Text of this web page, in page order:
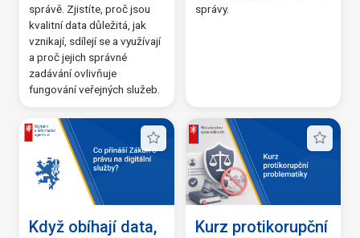
Digitální dovednosti
(8)
CAAIS (9)
eDoklady (9)
(2)(0)
(3)(2)
(3)
Zobrazit vše
správě. Zjistíte, proč jsou
kvalitní data důležitá, jak
vznikají, sdílejí se a využívají
a proč jejich správné
zadávání ovlivňuje
fungování veřejných služeb.
správy.
Když obíhají data,
Kurz protikorupční